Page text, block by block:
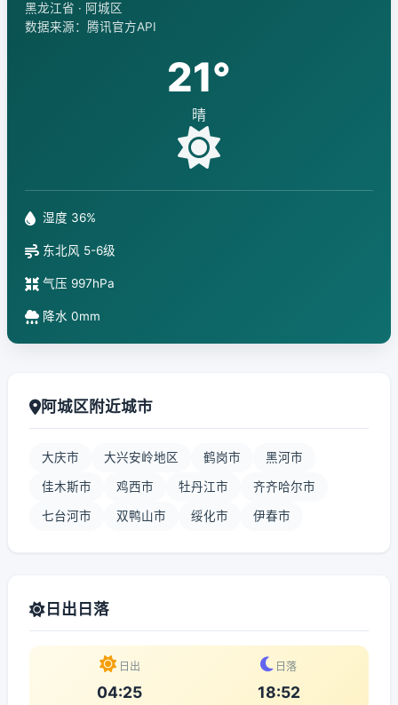
黑龙江省 · 阿城区
数据来源：腾讯官方API
21°
晴
湿度 36%
东北风 5-6级
气压 997hPa
降水 0mm
阿城区附近城市
大庆市 大兴安岭地区 鹤岗市 黑河市
佳木斯市 鸡西市 牡丹江市 齐齐哈尔市
七台河市 双鸭山市 绥化市 伊春市
日出日落
日出
04:25
日落
18:52